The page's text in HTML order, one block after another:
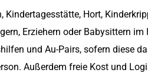
Kindertagesstätte, Hort,
Erziehern oder Babysittern im
und Au-Pairs, sofern diese
Außerdem freie Kost und